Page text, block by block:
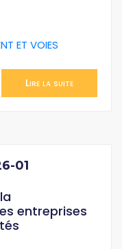
ET VOIES
Lire la suite
01
entreprises